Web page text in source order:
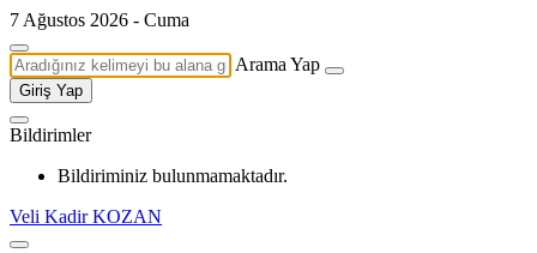
7 Ağustos 2026 - Cuma
Arama Yap
Giriş Yap
Bildirimler
Bildiriminiz bulunmamaktadır.
Veli Kadir KOZAN